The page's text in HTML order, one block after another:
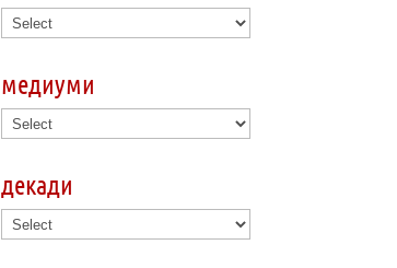
медиуми
декади